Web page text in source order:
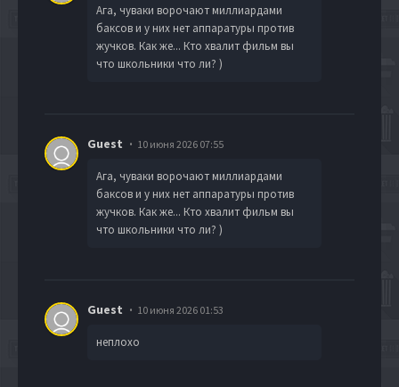
Ага, чуваки ворочают миллиардами
баксов и у них нет аппаратуры против
жучков. Как же... Кто хвалит фильм вы
что школьники что ли? )
Guest 10 июня 2026 07:55
Ага, чуваки ворочают миллиардами
баксов и у них нет аппаратуры против
жучков. Как же... Кто хвалит фильм вы
что школьники что ли? )
Guest 10 июня 2026 01:53
неплохо